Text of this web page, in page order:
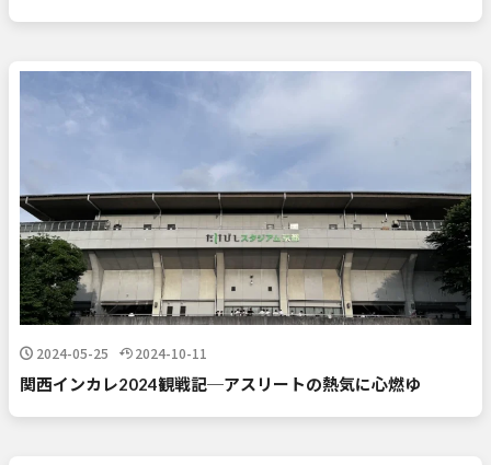
2024-05-25 2024-10-11
関西インカレ2024観戦記─アスリートの熱気に心燃ゆ